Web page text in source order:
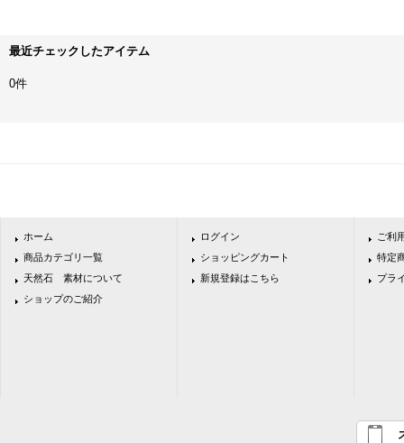
最近チェックしたアイテム
0件
ホーム
商品カテゴリ一覧
天然石 素材について
ショップのご紹介
ログイン
ショッピングカート
新規登録はこちら
ご利
特定
プラ